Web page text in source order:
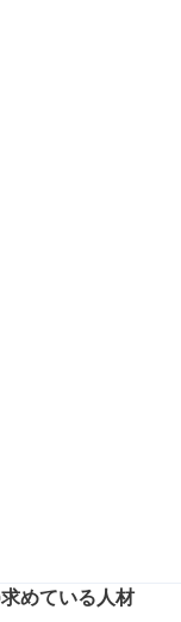
求めている人材